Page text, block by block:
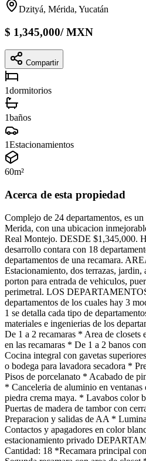
Dzityá, Mérida, Yucatán
$ 1,345,000/MXN
Compartir
1dormitorios
1baños
1Estacionamientos
60m²
Acerca de esta propiedad
Complejo de 24 departamentos, es
Merida, con una ubicacion
Real Montejo. DESDE $1,345,000.
desarrollo contara con 18
departamentos de una recamara.
Estacionamiento, dos terrazas, jardin,
porton para entrada de vehiculos,
perimetral. LOS
departamentos de los cuales hay 3
1 se detalla cada tipo de
materiales e ingenierias de los
De 1 a 2 recamaras * Area de closets
en las recamaras * De 1 a 2 banos
Cocina integral con gavetas
o bodega para lavadora secadora *
Pisos de porcelanato * Acabado de
* Canceleria de aluminio en
piedra crema maya. * Lavabos color
Puertas de madera de tambor con
Preparacion y salidas de AA *
Contactos y apagadores en color
estacionamiento privado
Cantidad: 18 *Recamara principal